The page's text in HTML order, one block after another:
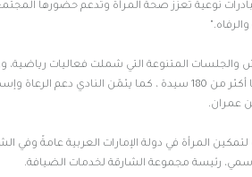
نوعية تعزز صحة المرأة وتدعم حضورها
والجلسات المتنوعة التي شملت فعاليات
وجلسات يوغا وتأمل، بحيث أن استفادت منها أكثر من 180 سيدة ،
عمران.
المرأة في دولة الإمارات العربية عامةً وفي
رئيسة مجموعة الشارقة لخدمات الضيافة.